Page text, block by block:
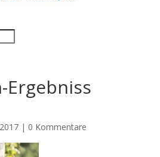
Ergebniss
| 0 Kommentare